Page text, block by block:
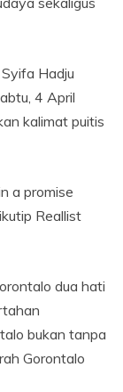
Hadju
4 April
kalimat puitis
a promise
Reallist
dua hati
bukan tanpa
Gorontalo